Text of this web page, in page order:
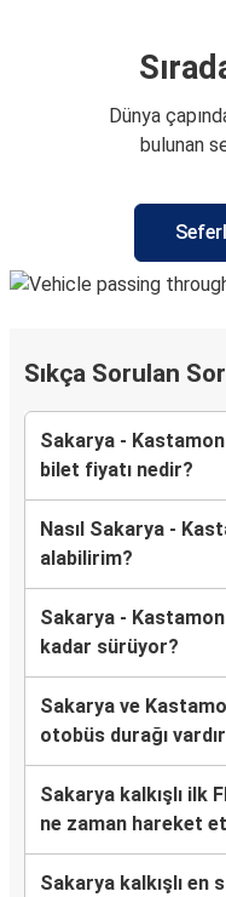
Dünya
bulunan
Sıkça Sorulan
Sakarya -
bilet fiyatı nedir?
Nasıl Sakarya -
alabilirim?
Sakarya -
kadar sürüyor?
Sakarya ve
otobüs durağı
Sakarya kalkışlı ilk
ne zaman hareket
Sakarya kalkışlı en